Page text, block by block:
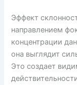
Эффект
направлением
концентрации
она выглядит
Это создает